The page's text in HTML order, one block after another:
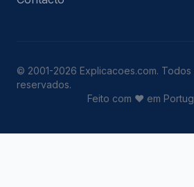
© 2001-2026 Explicacoes.com. Todos
reservados.
Feito com ❤️ em